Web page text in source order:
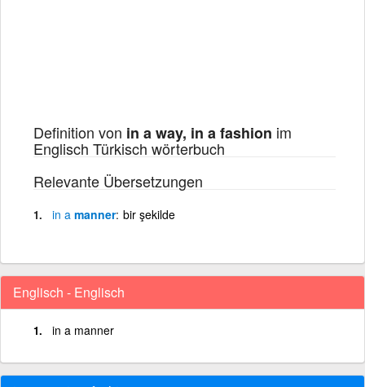
Definition von in a way, in a fashion im
Englisch Türkisch wörterbuch
Relevante Übersetzungen
in a manner bir şekilde
Englisch - Englisch
in a manner